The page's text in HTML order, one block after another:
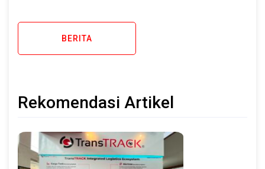
BERITA
Rekomendasi Artikel